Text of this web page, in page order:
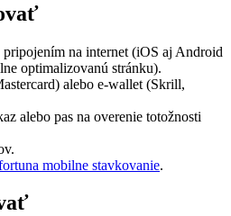
pripojením na internet (iOS aj Android
optimalizovanú stránku).
alebo e-wallet (Skrill,
alebo pas na overenie totožnosti
mobilne stavkovanie.